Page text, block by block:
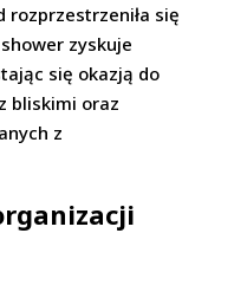
rozprzestrzeniła się
zyskuje
się okazją do
bliskimi oraz
z